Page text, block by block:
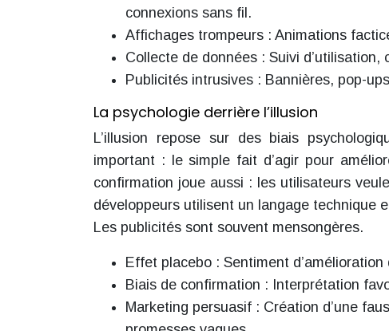
connexions sans fil.
Affichages trompeurs : Animations
Collecte de données : Suivi d’utilisation,
Publicités intrusives : Bannières, pop-
La psychologie derrière l’illusion
L’illusion repose sur des biais
important : le simple fait d’agir pour
confirmation joue aussi : les utilisateurs
développeurs utilisent un langage technique
Les publicités sont souvent mensongères.
Effet placebo : Sentiment d’amélioration
Biais de confirmation : Interprétation
Marketing persuasif : Création d’une